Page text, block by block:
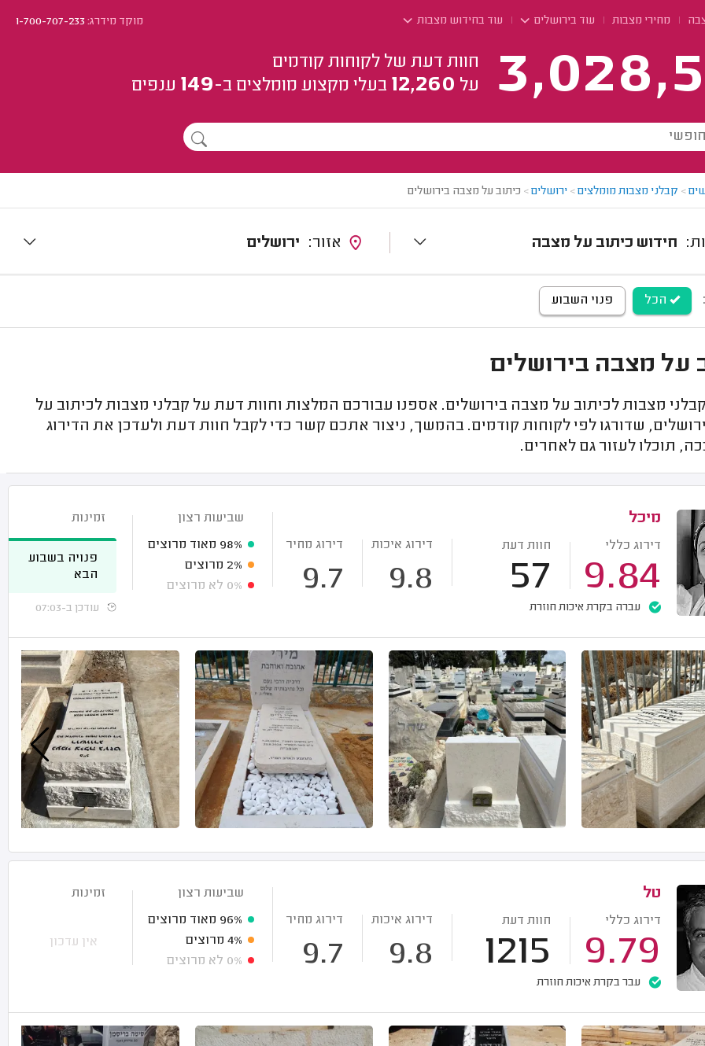
מחירי מצבות עוד בירושלים עוד בחידוש מצבות מוקד מידרג:1-700-707-233
חוות דעת של לקוחות קודמים
על 12,260 בעלי מקצוע מומלצים ב-149 ענפים
> קבלני מצבות מומלצים> ירושלים> כיתוב על מצבה בירושלים
חידוש כיתוב על מצבה ירושלים
הכל פנוי השבוע
על מצבה בירושלים
מצבות לכיתוב על מצבה בירושלים. אספנו עבורכם המלצות וחוות דעת על קבלני מצבות לכיתוב על
שדורגו לפי לקוחות קודמים. בהמשך, ניצור אתכם קשר כדי לקבל חוות דעת ולעדכן את הדירוג
תוכלו לעזור גם לאחרים.
מיכל
דירוג כללי
9.84
חוות דעת
57
דירוג איכות
9.8
דירוג מחיר
9.7
עברה בקרת איכות חוזרת
שביעות רצון
98% מאוד מרוצים
2% מרוצים
0% לא מרוצים
זמינות
פנויה בשבוע
הבא
עודכן ב-07:03
טל
דירוג כללי
9.79
חוות דעת
1215
דירוג איכות
9.8
דירוג מחיר
9.7
עבר בקרת איכות חוזרת
שביעות רצון
96% מאוד מרוצים
4% מרוצים
0% לא מרוצים
זמינות
אין עדכון